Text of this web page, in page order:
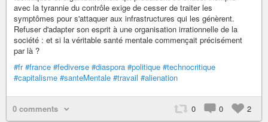
avec la tyrannie du contrôle exige de cesser de traiter les
symptômes pour s'attaquer aux infrastructures qui les génèrent.
Refuser d'adapter son esprit à une organisation irrationnelle de la
société : et si la véritable santé mentale commençait précisément
par là ?
#fr #france #fediverse #diaspora #politique #technocritique
#capitalisme #santeMentale #travail #alienation
0 comments 0 0 2